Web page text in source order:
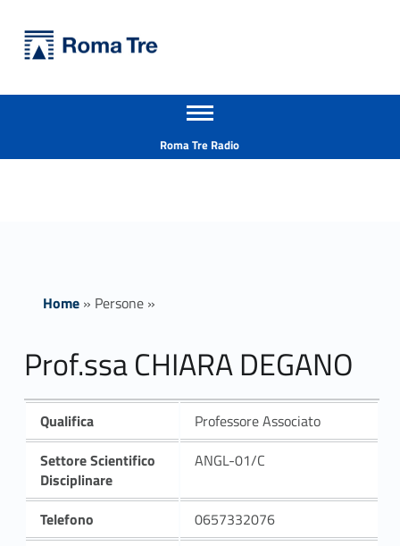
Prof.ssa CHIARA DEGANO - Università Roma Tre
Apri il menu secondario
Roma Tre Radio
Home» Persone»
Prof.ssa CHIARA DEGANO
Qualifica
Professore Associato
Settore Scientifico
Disciplinare
ANGL-01/C
Telefono
0657332076